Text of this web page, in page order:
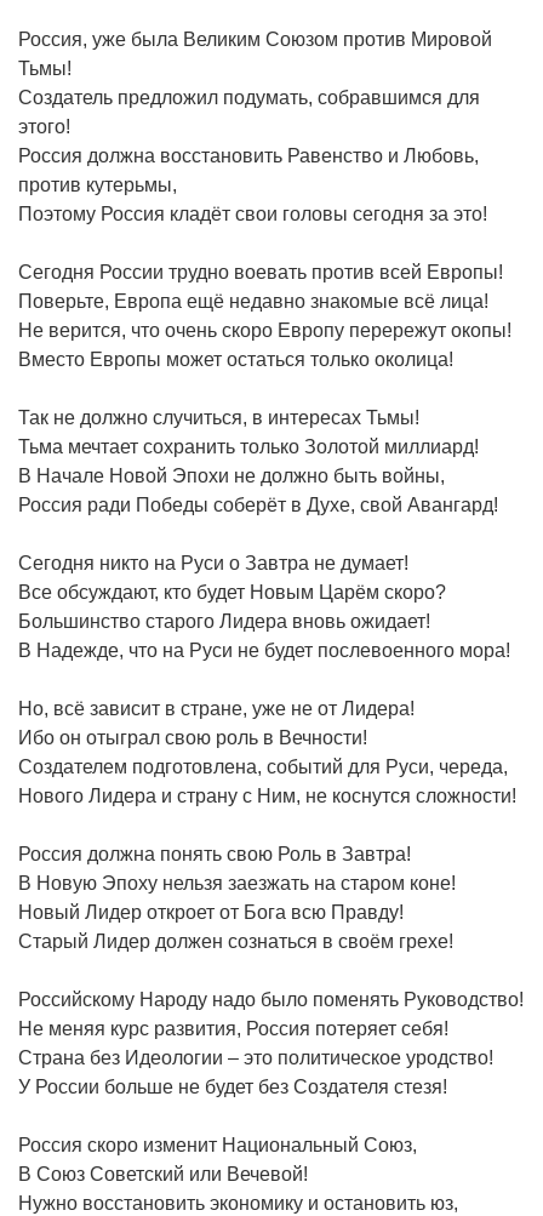
Россия, уже была Великим Союзом против Мировой
Тьмы!
Создатель предложил подумать, собравшимся для
этого!
Россия должна восстановить Равенство и Любовь,
против кутерьмы,
Поэтому Россия кладёт свои головы сегодня за это!
Сегодня России трудно воевать против всей Европы!
Поверьте, Европа ещё недавно знакомые всё лица!
Не верится, что очень скоро Европу перережут окопы!
Вместо Европы может остаться только околица!
Так не должно случиться, в интересах Тьмы!
Тьма мечтает сохранить только Золотой миллиард!
В Начале Новой Эпохи не должно быть войны,
Россия ради Победы соберёт в Духе, свой Авангард!
Сегодня никто на Руси о Завтра не думает!
Все обсуждают, кто будет Новым Царём скоро?
Большинство старого Лидера вновь ожидает!
В Надежде, что на Руси не будет послевоенного мора!
Но, всё зависит в стране, уже не от Лидера!
Ибо он отыграл свою роль в Вечности!
Создателем подготовлена, событий для Руси, череда,
Нового Лидера и страну с Ним, не коснутся сложности!
Россия должна понять свою Роль в Завтра!
В Новую Эпоху нельзя заезжать на старом коне!
Новый Лидер откроет от Бога всю Правду!
Старый Лидер должен сознаться в своём грехе!
Российскому Народу надо было поменять Руководство!
Не меняя курс развития, Россия потеряет себя!
Страна без Идеологии – это политическое уродство!
У России больше не будет без Создателя стезя!
Россия скоро изменит Национальный Союз,
В Союз Советский или Вечевой!
Нужно восстановить экономику и остановить юз,